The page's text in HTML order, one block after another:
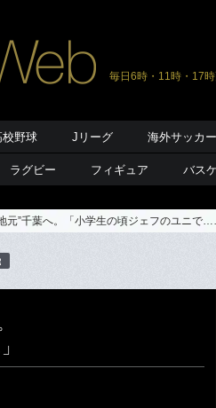
毎日6時・11時・17
校野球 Jリーグ 海外サッカー
ラグビー フィギュア バス
元”千葉へ。「小学生の頃ジェフのユニで